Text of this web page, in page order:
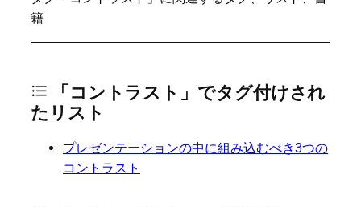
籍
「コントラスト」でタグ付けされ
たリスト
プレゼンテーションの中に組み込むべき3つの
コントラスト